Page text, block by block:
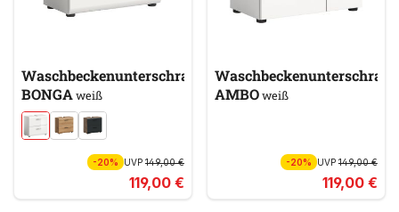
Waschbeckenunterschrank
BONGAweiß
-20% UVP 149,00 €
119,00 €
Waschbeckenunterschrank
AMBOweiß
-20% UVP149,00 €
119,00 €